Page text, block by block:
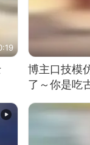
博主口技模
了～你是吃
位考级不带
日电讯）